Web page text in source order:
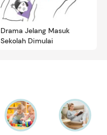
Drama Jelang Masuk
Sekolah Dimulai